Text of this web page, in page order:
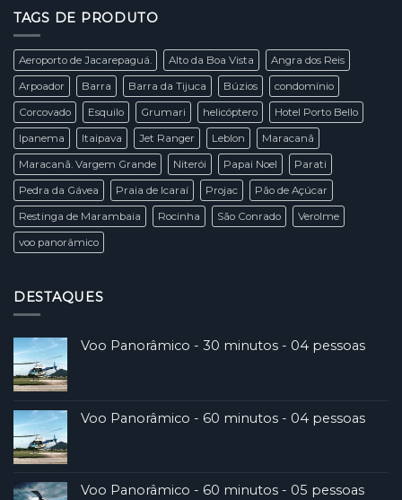
do
Gripen
NG
TAGS DE PRODUTO
Aeroporto de Jacarepaguá. Alto da Boa Vista Angra dos Reis
Arpoador Barra Barra da Tijuca Búzios condomínio
Corcovado Esquilo Grumari helicóptero Hotel Porto Bello
Ipanema Itaipava Jet Ranger Leblon Maracanã
Maracanã. Vargem Grande Niterói Papai Noel Parati
Pedra da Gávea Praia de Icaraí Projac Pão de Açúcar
Restinga de Marambaia Rocinha São Conrado Verolme
voo panorâmico
DESTAQUES
Voo Panorâmico - 30 minutos - 04 pessoas
Voo Panorâmico - 60 minutos - 04 pessoas
Voo Panorâmico - 60 minutos - 05 pessoas